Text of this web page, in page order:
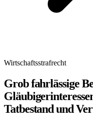
Wirtschaftsstrafrecht
Grob fahrlässige
Tatbestand und